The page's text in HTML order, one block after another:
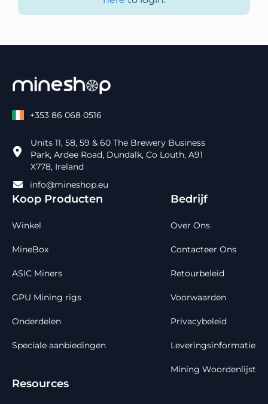
+353 86 068 0516
Units 11, 58, 59 & 60 The Brewery Business
Park, Ardee Road, Dundalk, Co Louth, A91
X778, Ireland
info@mineshop.eu
Koop Producten
Winkel
MineBox
ASIC Miners
GPU Mining rigs
Onderdelen
Speciale aanbiedingen
Bedrijf
Over Ons
Contacteer Ons
Retourbeleid
Voorwaarden
Privacybeleid
Leveringsinformatie
Mining Woordenlijst
Resources